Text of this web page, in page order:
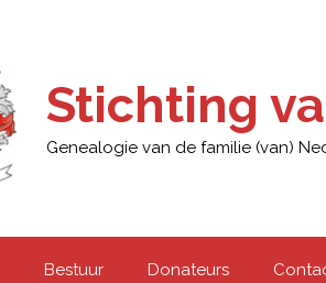
Stichting
Genealogie van de familie (van)
Bestuur Donateurs